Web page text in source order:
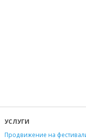
УСЛУГИ
Продвижение на